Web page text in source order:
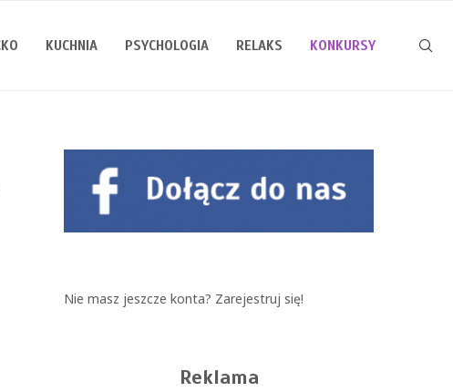
KUCHNIA PSYCHOLOGIA RELAKS KONKURSY
Nie masz jeszcze konta? Zarejestruj się!
Reklama